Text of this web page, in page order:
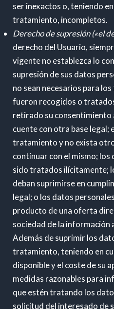
ser inexactos o, teniendo
tratamiento, incompletos.
Derecho de supresión («el
derecho del Usuario,
vigente no establezca lo
supresión de sus datos
no sean necesarios para
fueron recogidos o
retirado su
cuente con otra base legal;
tratamiento y no exista
continuar con el mismo; los
sido tratados ilícitamente;
deban suprimirse en
legal; o los datos
producto de una oferta
sociedad de la información
Además de suprimir los
tratamiento, teniendo en
disponible y el coste de su
medidas razonables para
que estén tratando los
solicitud del interesado de